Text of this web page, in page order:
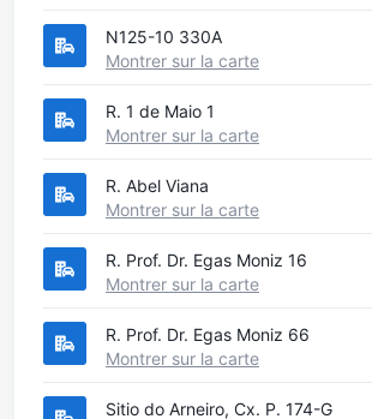
N125-10 330A
Montrer sur la carte
R. 1 de Maio 1
Montrer sur la carte
R. Abel Viana
Montrer sur la carte
R. Prof. Dr. Egas Moniz 16
Montrer sur la carte
R. Prof. Dr. Egas Moniz 66
Montrer sur la carte
Sitio do Arneiro, Cx. P. 174-G